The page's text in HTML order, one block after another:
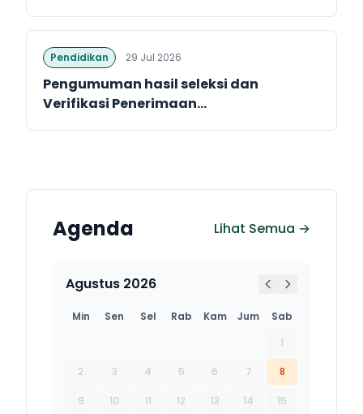
Pendidikan 29 Jul 2026
Pengumuman hasil seleksi dan
Verifikasi Penerimaan...
Agenda Lihat Semua →
Agustus 2026
Min Sen Sel Rab Kam Jum
Sab
1
2 3 4 5 6 7 8
9 10 11 12 13 14 15